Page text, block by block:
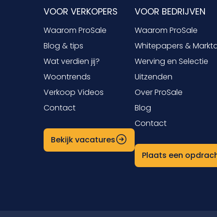
VOOR VERKOPERS
Waarom ProSale
Blog & tips
Wat verdien jij?
Woontrends
Verkoop Videos
Contact
Bekijk vacatures
VOOR BEDRIJVEN
Waarom ProSale
Whitepapers &
Werving en Selectie
Uitzenden
Over ProSale
Blog
Contact
Plaats een